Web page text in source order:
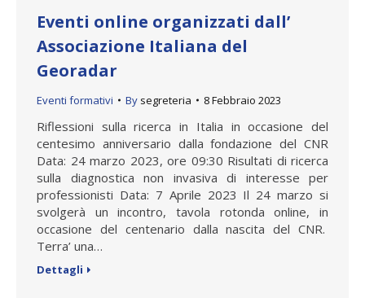
Eventi online organizzati dall’
Associazione Italiana del
Georadar
Eventi formativi By segreteria 8 Febbraio 2023
Riflessioni sulla ricerca in Italia in occasione del
centesimo anniversario dalla fondazione del CNR
Data: 24 marzo 2023, ore 09:30 Risultati di ricerca
sulla diagnostica non invasiva di interesse per
professionisti Data: 7 Aprile 2023 Il 24 marzo si
svolgerà un incontro, tavola rotonda online, in
occasione del centenario dalla nascita del CNR.
Terra’ una…
Dettagli